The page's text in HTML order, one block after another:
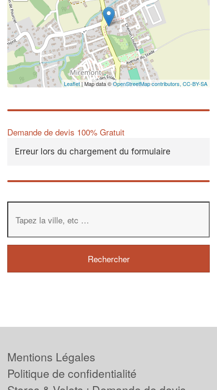
Leaflet| Map data ©OpenStreetMap contributors, CC-BY-SA
Demande de devis 100% Gratuit
Erreur lors du chargement du formulaire
Mentions Légales
Politique de confidentialité